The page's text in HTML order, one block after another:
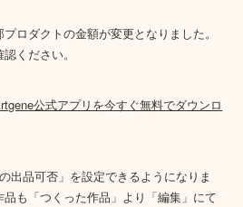
ロダクトの金額が変更となりました。
ください。
公式アプリを今すぐ無料でダウンロ
出品可否」を設定できるようになりま
も「つくった作品」より「編集」にて